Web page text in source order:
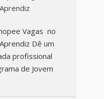
Vagas no
Dê um
profissional
de Jovem